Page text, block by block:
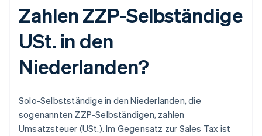
Zahlen ZZP-Selbständige
USt. in den
Niederlanden?
Solo-Selbstständige in den Niederlanden, die
sogenannten ZZP-Selbständigen, zahlen
Umsatzsteuer (USt.). Im Gegensatz zur Sales Tax ist